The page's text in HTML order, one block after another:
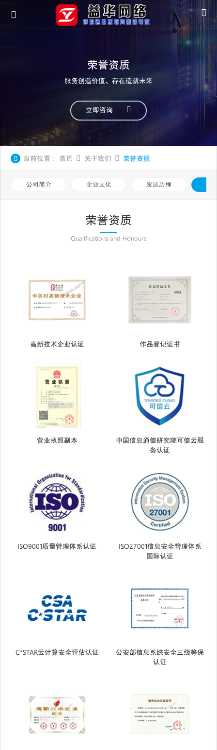
荣誉资质
服务创造价值、存在造就未来
立即咨询
当前位置： 首页 关于我们 荣誉资质
公司简介 企业文化 发展历程
荣誉资质
Qualifications and Honours
高新技术企业认证 作品登记证书
营业执照副本
中国信息通信研究院可信云服
务认证
ISO9001质量管理体系认证
ISO27001信息安全管理体系
国际认证
C*STAR云计算安全评估认证
公安部信息系统安全三级等保
认证